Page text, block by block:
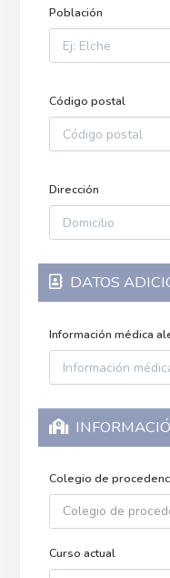
Población
Código postal
Dirección
DATOS
Información médica
Colegio de
Colegio de
Curso actual